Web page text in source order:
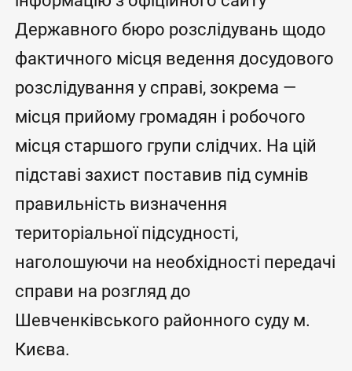
Державного бюро розслідувань щодо
фактичного місця ведення досудового
розслідування у справі, зокрема —
місця прийому громадян і робочого
місця старшого групи слідчих. На цій
підставі захист поставив під сумнів
правильність визначення
територіальної підсудності,
наголошуючи на необхідності передачі
справи на розгляд до
Шевченківського районного суду м.
Києва.